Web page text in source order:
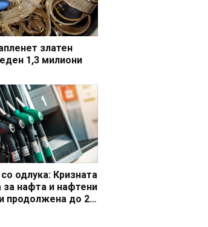
златен
1,3 милиони
одлука: Кризната
за нафта и нафтени
продолжена до 20